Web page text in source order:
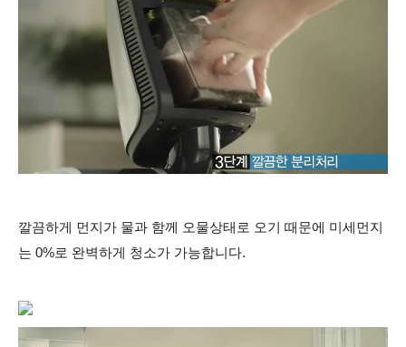
깔끔하게 먼지가 물과 함께 오물상태로 오기 때문에 미세먼지
는 0%로 완벽하게 청소가 가능합니다.